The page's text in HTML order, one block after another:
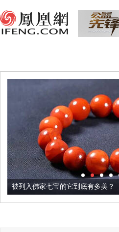
被列入佛家七宝的它到底有多美？